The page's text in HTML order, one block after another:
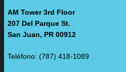
AM Tower 3rd Floor
207 Del Parque St.
San Juan, PR 00912
Teléfono: (787) 418-1089